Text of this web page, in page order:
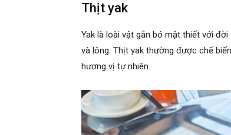
Thịt yak
Yak là loài vật gắn bó mật thiết với
và lông. Thịt yak thường được chế
hương vị tự nhiên.